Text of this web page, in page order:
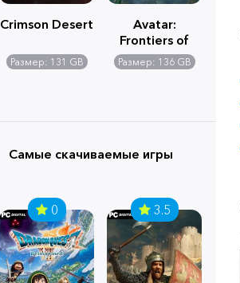
Crimson Desert
Размер: 131 GB
Avatar:
Frontiers of
Pandora
Размер: 136 GB
Самые скачиваемые игры
0 3.5